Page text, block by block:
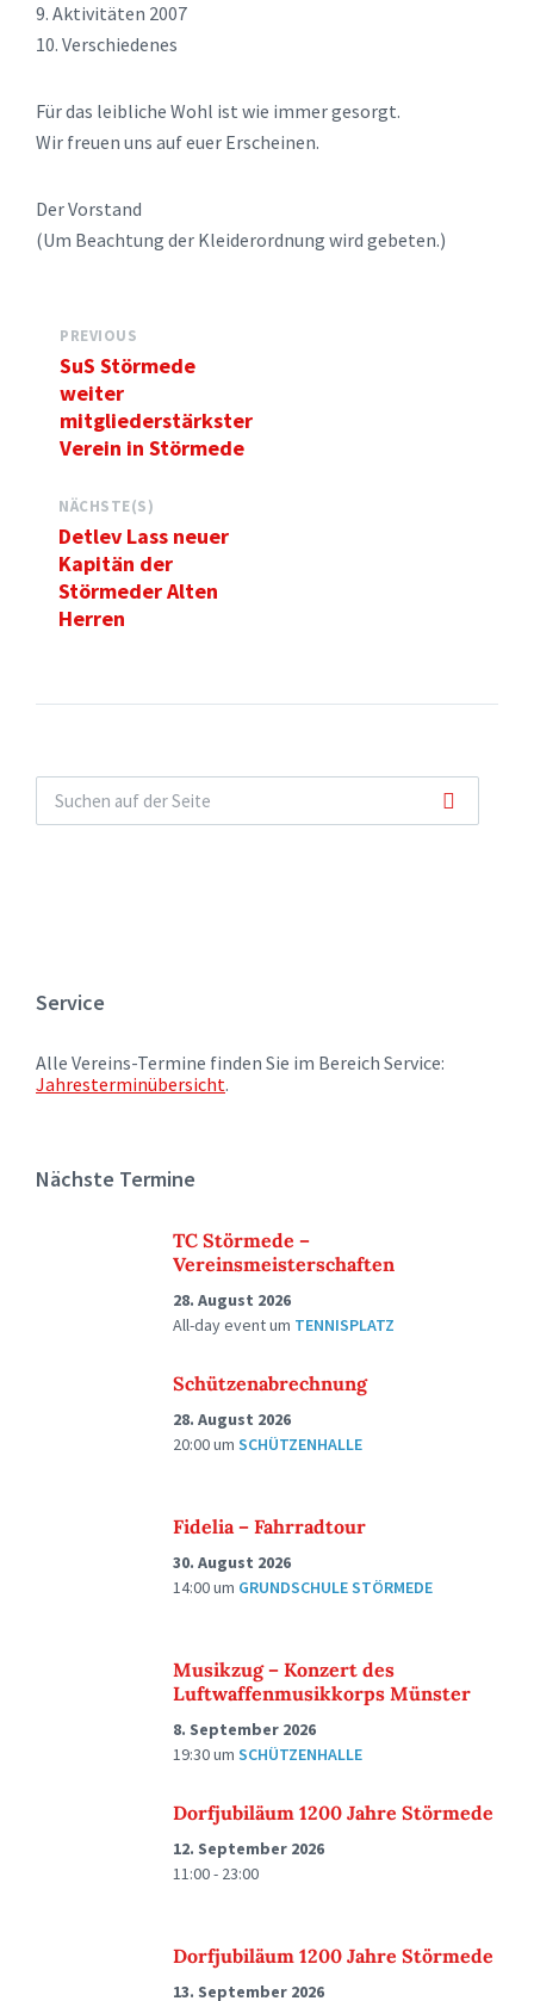
9. Aktivitäten 2007
10. Verschiedenes
Für das leibliche Wohl ist wie immer gesorgt.
Wir freuen uns auf euer Erscheinen.
Der Vorstand
(Um Beachtung der Kleiderordnung wird gebeten.)
PREVIOUS
SuS Störmede
weiter
mitgliederstärkster
Verein in Störmede
NÄCHSTE(S)
Detlev Lass neuer
Kapitän der
Störmeder Alten
Herren
Service
Alle Vereins-Termine finden Sie im Bereich Service:
Jahresterminübersicht.
Nächste Termine
TC Störmede –
Vereinsmeisterschaften
28. August 2026
All-day eventum TENNISPLATZ
Schützenabrechnung
28. August 2026
20:00um SCHÜTZENHALLE
Fidelia – Fahrradtour
30. August 2026
14:00um GRUNDSCHULE STÖRMEDE
Musikzug – Konzert des
Luftwaffenmusikkorps Münster
8. September 2026
19:30um SCHÜTZENHALLE
Dorfjubiläum 1200 Jahre Störmede
12. September 2026
11:00 - 23:00
Dorfjubiläum 1200 Jahre Störmede
13. September 2026